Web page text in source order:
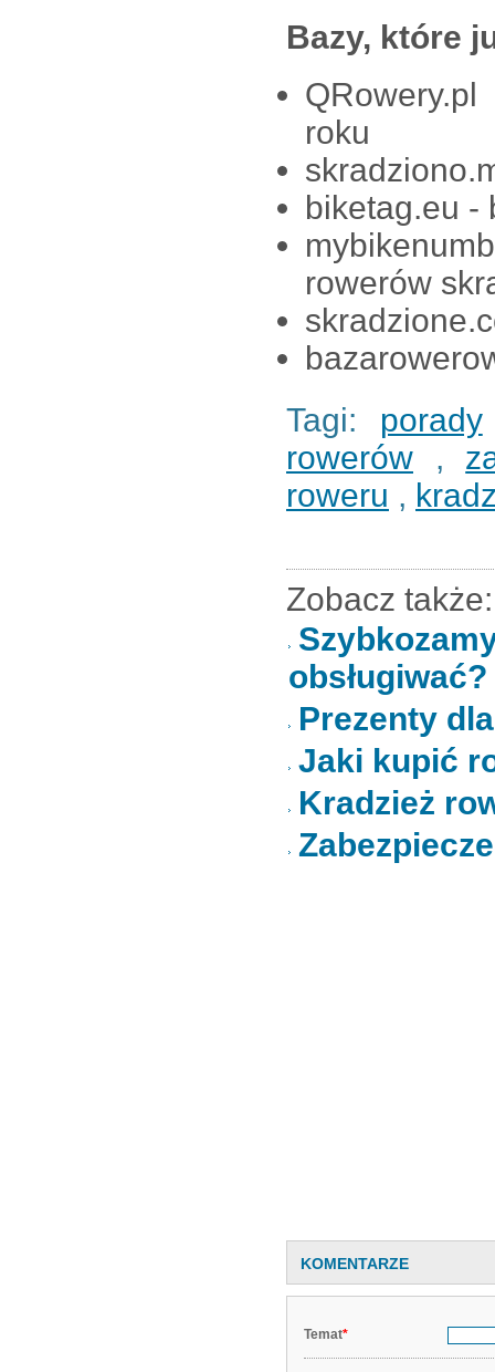
Bazy, które
roku
biketag.eu -
rowerów
Tagi: porady
rowerów ,
roweru ,
Zobacz także:
obsługiwać?
Prezenty
Jaki kupić
Kradzież
KOMENTARZE
Temat*